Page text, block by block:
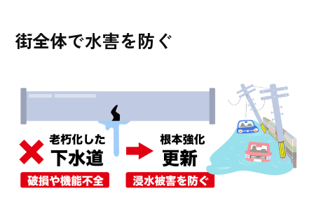
街全体で水害を防ぐ